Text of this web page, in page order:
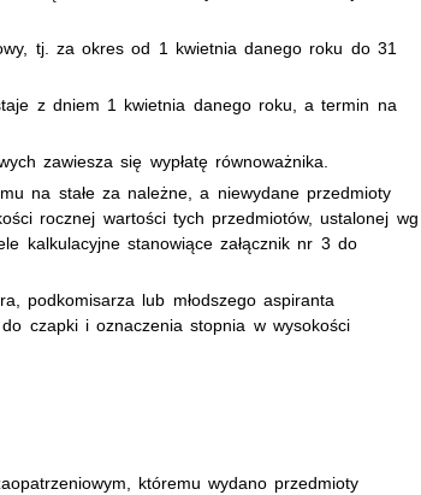
tj. za okres od 1 kwietnia danego roku do 31
z dniem 1 kwietnia danego roku, a termin na
zawiesza się wypłatę równoważnika.
na stałe za należne, a niewydane przedmioty
rocznej wartości tych przedmiotów, ustalonej wg
kalkulacyjne stanowiące załącznik nr 3 do
podkomisarza lub młodszego aspiranta
czapki i oznaczenia stopnia w wysokości
któremu wydano przedmioty